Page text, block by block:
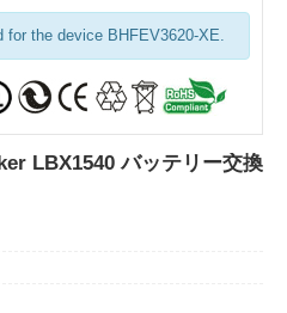
for the device BHFEV3620-XE.
LBX1540 バッテリー交換